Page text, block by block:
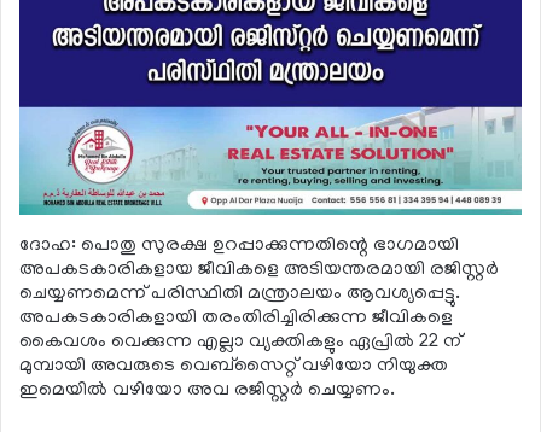
ദോഹ: പൊതു സുരക്ഷ ഉറപ്പാക്കുന്നതിന്റെ ഭാഗമായി
അപകടകാരികളായ ജീവികളെ അടിയന്തരമായി രജിസ്റ്റര്‍
ചെയ്യണമെന്ന് പരിസ്ഥിതി മന്ത്രാലയം ആവശ്യപ്പെട്ടു.
അപകടകാരികളായി തരംതിരിച്ചിരിക്കുന്ന ജീവികളെ
കൈവശം വെക്കുന്ന എല്ലാ വ്യക്തികളും ഏപ്രില്‍ 22 ന്
മുമ്പായി അവരുടെ വെബ്സൈറ്റ് വഴിയോ നിയുക്ത
ഇമെയില്‍ വഴിയോ അവ രജിസ്റ്റര്‍ ചെയ്യണം.